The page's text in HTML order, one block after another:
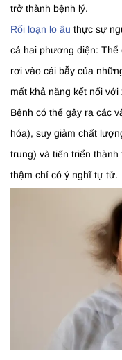
trở thành bệnh lý.
Rối loạn lo âu thực sự
cả hai phương diện:
rơi vào cái bẫy của
mất khả năng kết nối với
Bệnh có thể gây ra các
hóa), suy giảm chất
trung) và tiến triển
thậm chí có ý nghĩ tự tử.